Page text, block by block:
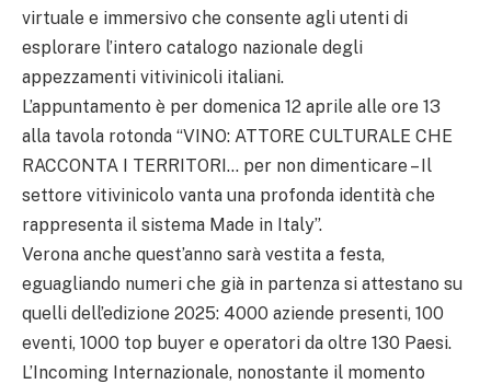
virtuale e immersivo che consente agli utenti di
esplorare l’intero catalogo nazionale degli
appezzamenti vitivinicoli italiani.
L’appuntamento è per domenica 12 aprile alle ore 13
alla tavola rotonda “VINO: ATTORE CULTURALE CHE
RACCONTA I TERRITORI… per non dimenticare – Il
settore vitivinicolo vanta una profonda identità che
rappresenta il sistema Made in Italy”.
Verona anche quest’anno sarà vestita a festa,
eguagliando numeri che già in partenza si attestano su
quelli dell’edizione 2025: 4000 aziende presenti, 100
eventi, 1000 top buyer e operatori da oltre 130 Paesi.
L’Incoming Internazionale, nonostante il momento